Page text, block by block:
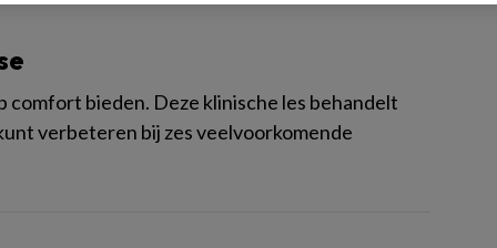
comfort bieden. Deze klinische les behandelt
verbeteren bij zes veelvoorkomende